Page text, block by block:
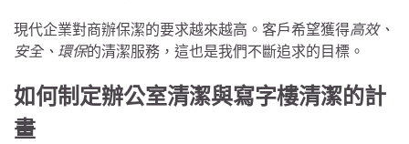
現代企業對商辦保潔的要求越來越高。客戶希望獲得高效、
安全、環保的清潔服務，這也是我們不斷追求的目標。
如何制定辦公室清潔與寫字樓清潔的計
畫